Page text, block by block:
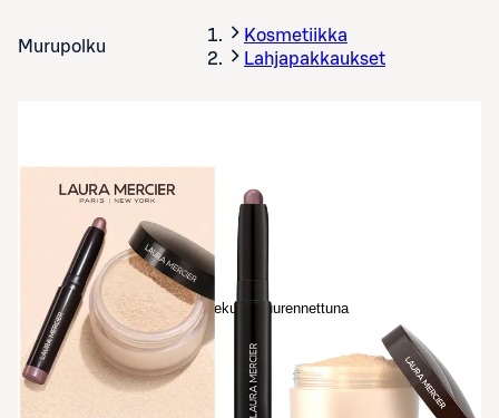
Murupolku
Kosmetiikka
Lahjapakkaukset
Avaa tuotekuva suurennettuna